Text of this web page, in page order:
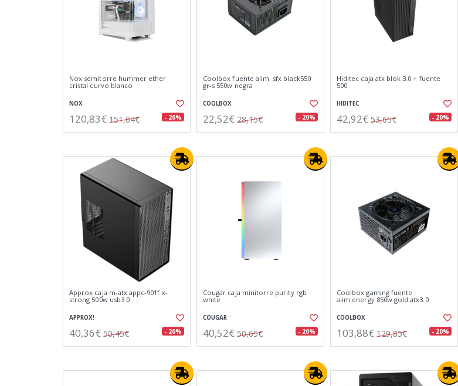
Nox semitorre hummer ether
cristal curvo blanco
NOX
120,83€ 151,04€ - 20%
Coolbox fuente alim. sfx black550
gr-s 550w negra
COOLBOX
22,52€ 28,15€ - 20%
Hiditec caja atx blok 3.0 + fuente
500
HIDITEC
42,92€ 53,65€ - 20%
Approx caja m-atx appc-901f x-
strong 500w usb3.0
APPROX!
40,36€ 50,45€ - 20%
Cougar caja minitorre purity rgb
white
COUGAR
40,52€ 50,65€ - 20%
Coolbox gaming fuente
alim.energy 850w gold atx3.0
COOLBOX
103,88€ 129,85€ - 20%